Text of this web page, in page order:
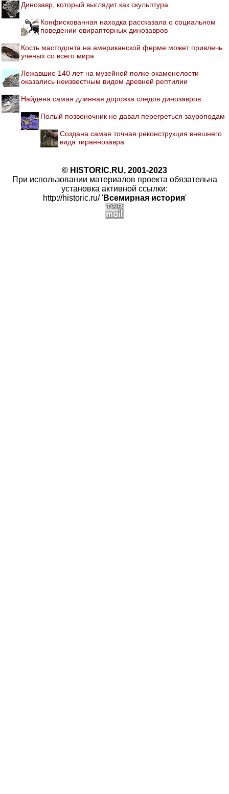
Динозавр, который выглядит как скульптура
Конфискованная находка рассказала о социальном
поведении овирапторных динозавров
Кость мастодонта на американской ферме может привлечь
ученых со всего мира
Лежавшие 140 лет на музейной полке окаменелости
оказались неизвестным видом древней рептилии
Найдена самая длинная дорожка следов динозавров
Полый позвоночник не давал перегреться зауроподам
Создана самая точная реконструкция внешнего
вида тираннозавра
© HISTORIC.RU, 2001-2023
При использовании материалов проекта обязательна
установка активной ссылки:
http://historic.ru/ 'Всемирная история'